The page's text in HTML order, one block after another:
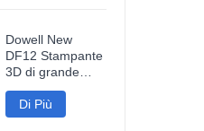
Dowell New
DF12 Stampante
3D di grande
formato
Stampante ad
alta precisione
Di Più